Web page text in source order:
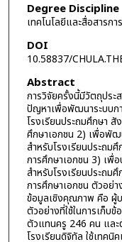
Degree Discipline
เทคโนโลยีและสื่อสารกา
DOI
10.58837/
Abstract
การวิจัยครั้งนี้มีวัตถุประ
ปัญหาเพื่อพัฒนาระบบก
โรงเรียนประถมศึกษา
ศึกษาเอกชน 2) เพื่อพัฒ
สำหรับโรงเรียนประถม
การศึกษาเอกชน 3) เพื่อ
สำหรับโรงเรียนประถม
การศึกษาเอกชน ตัวอย่า
ข้อมูลเชิงคุณภาพ คือ ผู้
ตัวอย่างที่ใช้ในการเก็บ
ตัวแทนครู 246 คน และ
โรงเรียนดิจิทัล ใช้เทคนิ